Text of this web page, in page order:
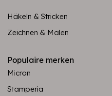
Häkeln & Stricken
Zeichnen & Malen
Populaire merken
Micron
Stamperia